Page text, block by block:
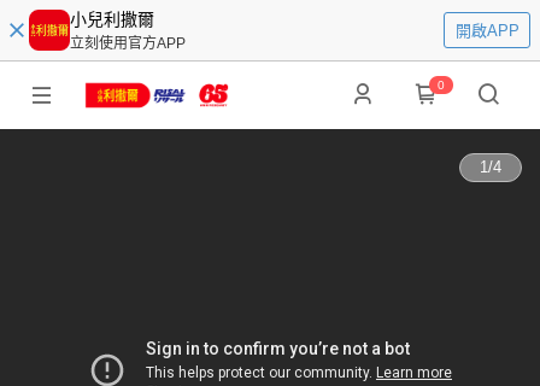
小兒利撒爾
立刻使用官方APP
開啟APP
0
1/4